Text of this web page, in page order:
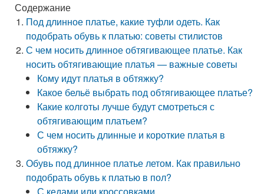
Содержание
Под длинное платье, какие туфли одеть. Как
подобрать обувь к платью: советы стилистов
С чем носить длинное обтягивающее платье. Как
носить обтягивающие платья — важные советы
Кому идут платья в обтяжку?
Какое бельё выбрать под обтягивающее платье?
Какие колготы лучше будут смотреться с
обтягивающим платьем?
С чем носить длинные и короткие платья в
обтяжку?
Обувь под длинное платье летом. Как правильно
подобрать обувь к платью в пол?